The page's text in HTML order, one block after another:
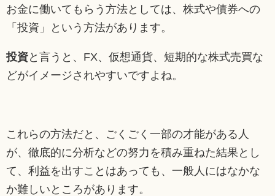
お金に働いてもらう方法としては、株式や債券への
「投資」という方法があります。
投資と言うと、FX、仮想通貨、短期的な株式売買な
どがイメージされやすいですよね。
これらの方法だと、ごくごく一部の才能がある人
が、徹底的に分析などの努力を積み重ねた結果とし
て、利益を出すことはあっても、一般人にはなかな
か難しいところがあります。